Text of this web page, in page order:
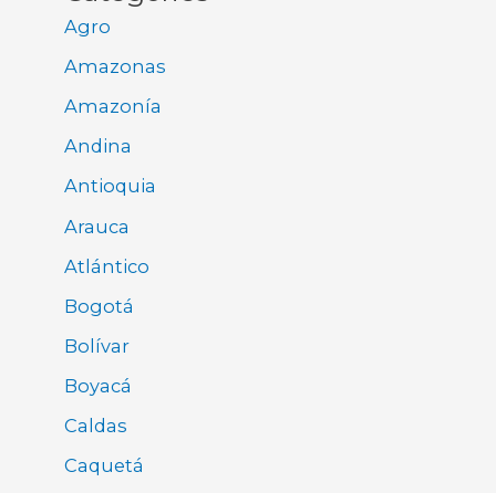
Agro
Amazonas
Amazonía
Andina
Antioquia
Arauca
Atlántico
Bogotá
Bolívar
Boyacá
Caldas
Caquetá